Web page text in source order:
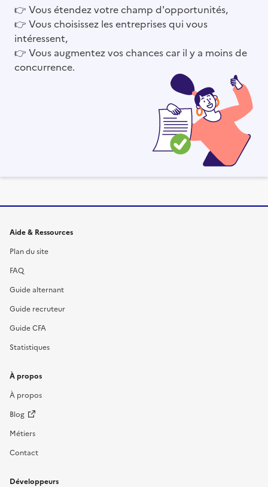
👉 Vous étendez votre champ d'opportunités,
👉 Vous choisissez les entreprises qui vous
intéressent,
👉 Vous augmentez vos chances car il y a moins de
concurrence.
Informations et liens du site
Aide & Ressources
Plan du site
FAQ
Guide alternant
Guide recruteur
Guide CFA
Statistiques
À propos
À propos
Blog
Métiers
Contact
Développeurs